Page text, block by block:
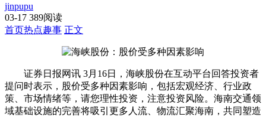
jinpupu
03-17 389阅读
首页热点趣事 正文
证券日报网讯 3月16日，海峡股份在互动平台回答投资者
提问时表示，股价受多种因素影响，包括宏观经济、行业政
策、市场情绪等，请您理性投资，注意投资风险。海南交通领
域基础设施的完善将吸引更多人流、物流汇聚海南，共同塑造